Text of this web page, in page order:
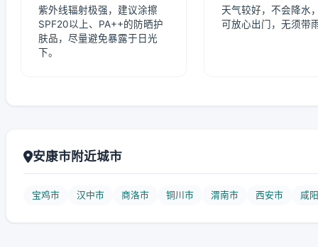
紫外线辐射极强，建议涂擦
SPF20以上、PA++的防晒护
肤品，尽量避免暴露于日光
下。
天气较好，不会降水
可放心出门，无须带
安康市附近城市
宝鸡市 汉中市 商洛市 铜川市 渭南市 西安市 咸